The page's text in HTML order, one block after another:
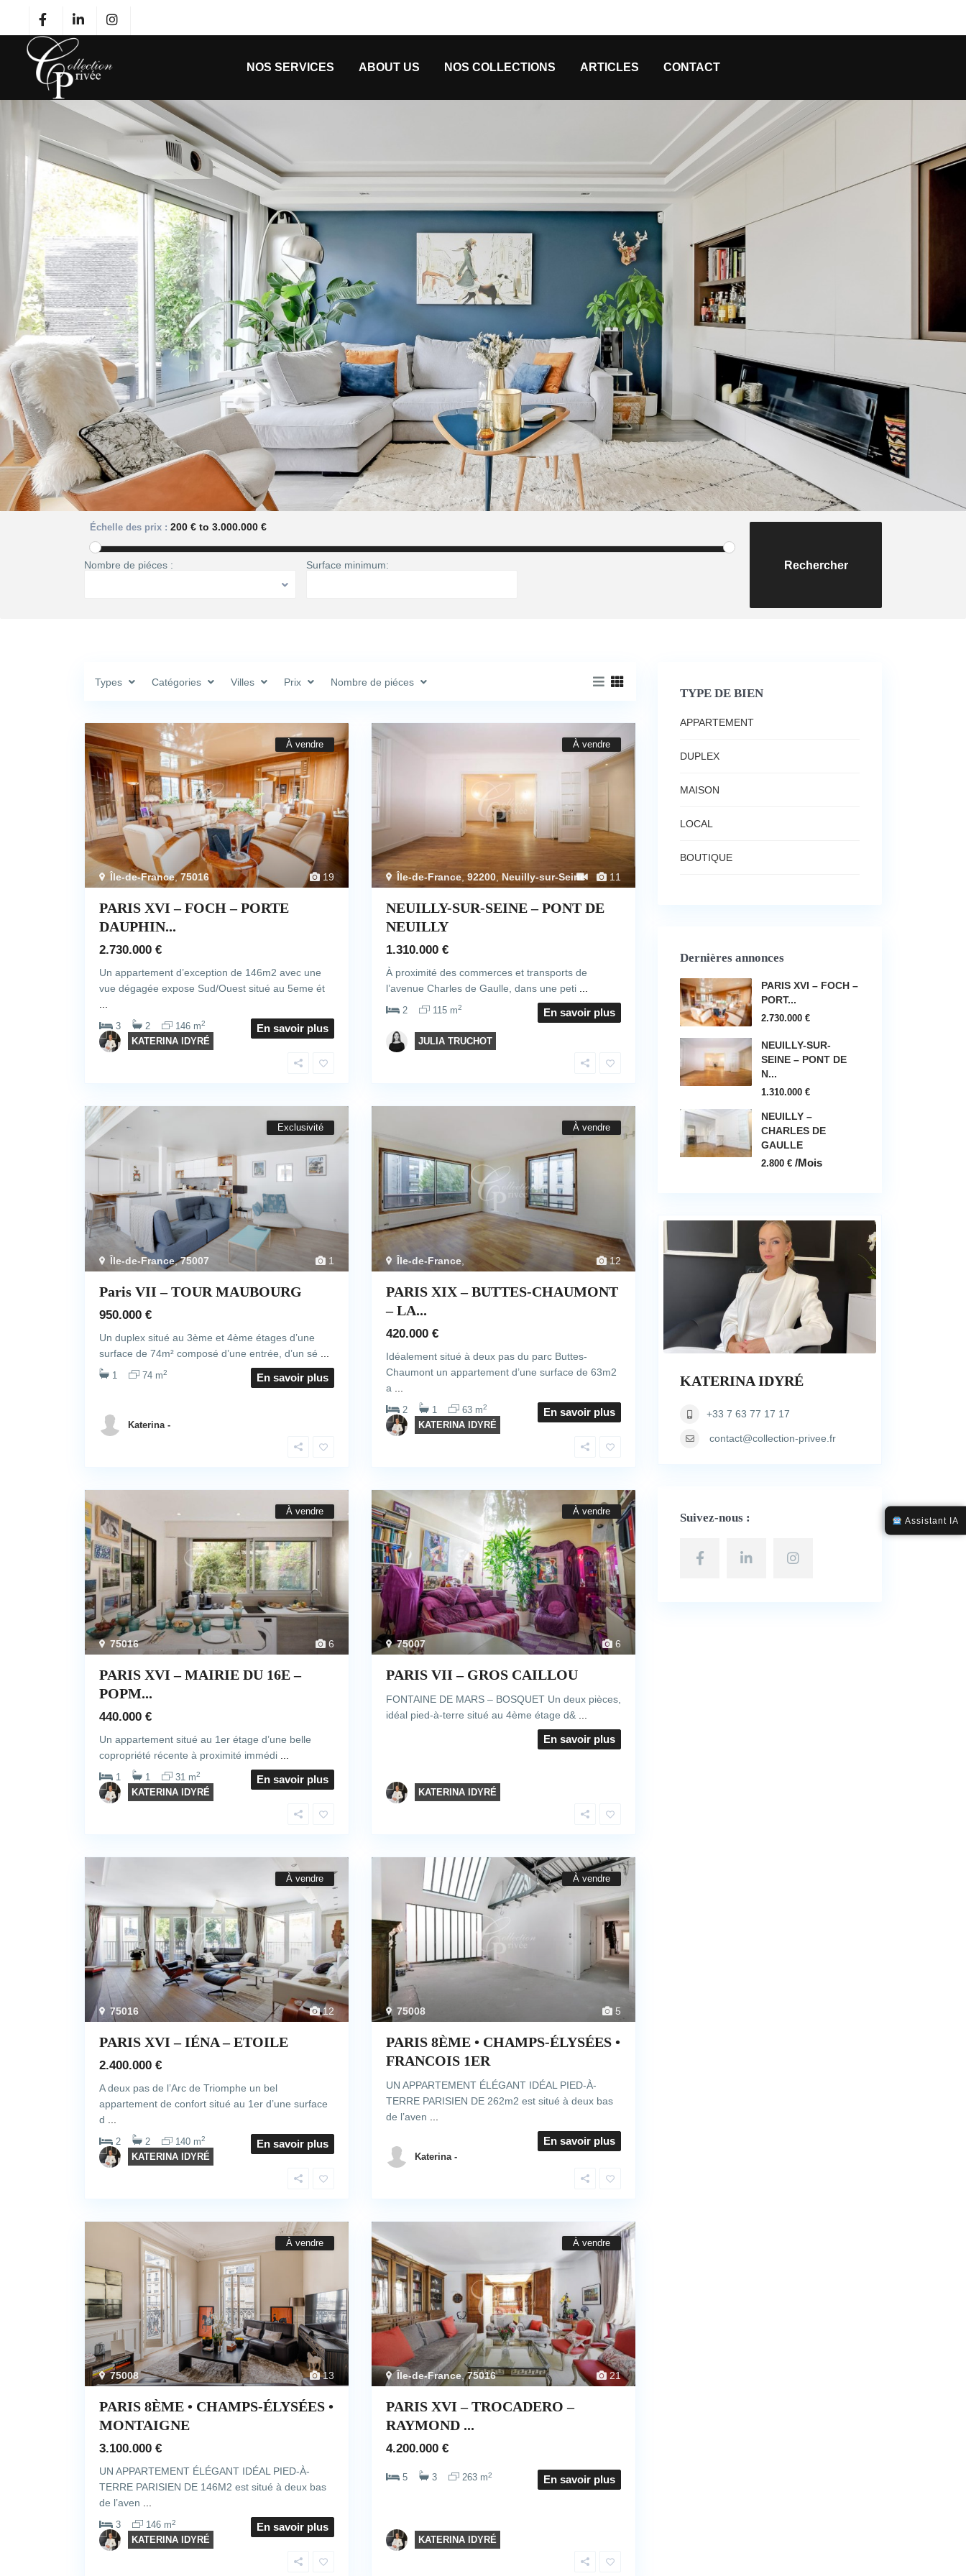
NOS SERVICES ABOUT US NOS COLLECTIONS ARTICLES CONTACT
Échelle des prix : 200 € to 3.000.000 €
Nombre de piéces : Surface minimum:
Types Catégories Villes Prix Nombre de piéces
19
Île-de-France,75016
À vendre
PARIS XVI – FOCH – PORTE
DAUPHIN...
2.730.000 €
Un appartement d’exception de 146m2 avec une
vue dégagée expose Sud/Ouest situé au 5eme ét
...
3 2 146 m2 En savoir plus
KATERINA IDYRÉ
11
Île-de-France, 92200, Neuilly-sur-Seine
À vendre
NEUILLY-SUR-SEINE – PONT DE
NEUILLY
1.310.000 €
À proximité des commerces et transports de
l’avenue Charles de Gaulle, dans une peti ...
2 115 m2 En savoir plus
JULIA TRUCHOT
1
Île-de-France,75007
Exclusivité
Paris VII – TOUR MAUBOURG
950.000 €
Un duplex situé au 3ème et 4ème étages d’une
surface de 74m² composé d’une entrée, d’un sé
1 74 m2 En savoir plus
Katerina -
12
Île-de-France
À vendre
PARIS XIX – BUTTES-CHAUMONT
– LA...
420.000 €
Idéalement situé à deux pas du parc Buttes-
Chaumont un appartement d’une surface de 63m2
a
2 1 63 m2 En savoir plus
KATERINA IDYRÉ
6
75016
À vendre
PARIS XVI – MAIRIE DU 16E –
POPM...
440.000 €
Un appartement situé au 1er étage d’une belle
copropriété récente à proximité immédi
1 1 31 m2 En savoir plus
KATERINA IDYRÉ
6
75007
À vendre
PARIS VII – GROS CAILLOU
FONTAINE DE MARS – BOSQUET Un deux pièces,
idéal pied-à-terre situé au 4ème étage d&
En savoir plus
KATERINA IDYRÉ
12
75016
À vendre
PARIS XVI – IÉNA – ETOILE
2.400.000 €
A deux pas de l’Arc de Triomphe un bel
appartement de confort situé au 1er d’une surface
d
2 2 140 m2 En savoir plus
KATERINA IDYRÉ
5
75008
À vendre
PARIS 8ÈME • CHAMPS-ÉLYSÉES •
FRANCOIS 1ER
UN APPARTEMENT ÉLÉGANT IDÉAL PIED-À-
TERRE PARISIEN DE 262m2 est situé à deux bas
de l’aven
En savoir plus
Katerina -
13
75008
À vendre
PARIS 8ÈME • CHAMPS-ÉLYSÉES •
MONTAIGNE
3.100.000 €
UN APPARTEMENT ÉLÉGANT IDÉAL PIED-À-
TERRE PARISIEN DE 146M2 est situé à deux bas
de l’aven ...
3 146 m2 En savoir plus
KATERINA IDYRÉ
21
Île-de-France,75016
À vendre
PARIS XVI – TROCADERO –
RAYMOND ...
4.200.000 €
5 3 263 m2 En savoir plus
KATERINA IDYRÉ
TYPE DE BIEN
APPARTEMENT
DUPLEX
MAISON
LOCAL
BOUTIQUE
Dernières annonces
PARIS XVI – FOCH –
PORT...
2.730.000 €
NEUILLY-SUR-
SEINE – PONT DE
N...
1.310.000 €
NEUILLY –
CHARLES DE
GAULLE
2.800 € /Mois
KATERINA IDYRÉ
+33 7 63 77 17 17
contact@collection-privee.fr
Suivez-nous : Assistant IA